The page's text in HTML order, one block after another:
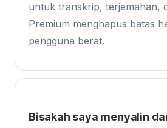
untuk transkrip, terjemahan,
Premium menghapus batas
pengguna berat.
Bisakah saya menyalin